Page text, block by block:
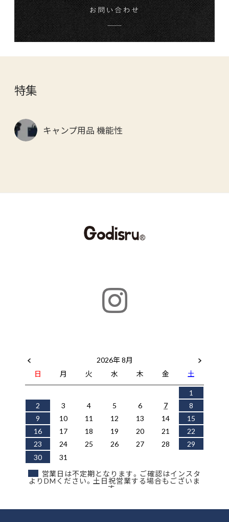
特集
キャンプ用品 機能性
2026年 8月
日
月 火 水 木 金
土
1
2
3 4 5 6 7
8
9
10 11 12 13 14
15
16
17 18 19 20 21
22
23
24 25 26 27 28
29
30
31
営業日は不定期となります。ご確認はインスタ
よりDMください。土日祝営業する場合もございま
す。